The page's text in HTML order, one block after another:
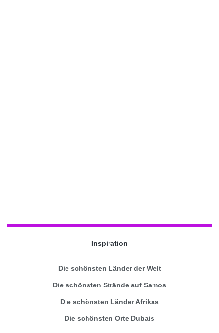
Inspiration
Die schönsten Länder der Welt
Die schönsten Strände auf Samos
Die schönsten Länder Afrikas
Die schönsten Orte Dubais